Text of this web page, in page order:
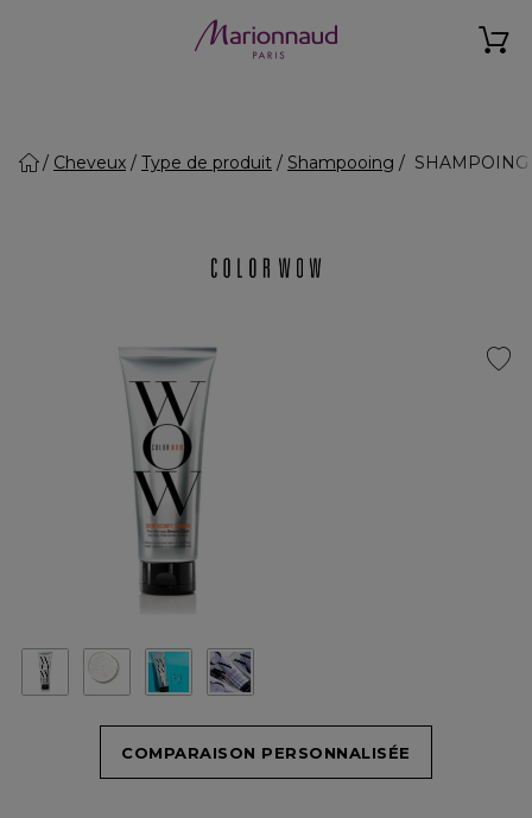
Cheveux Type de produit Shampooing
COMPARAISON PERSONNALISÉE